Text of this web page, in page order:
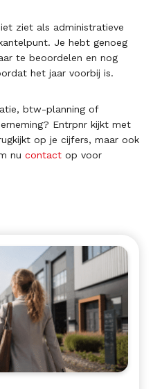
ziet als administratieve
Je hebt genoeg
te beoordelen en nog
het jaar voorbij is.
btw-planning of
Entrpnr kijkt met
op je cijfers, maar ook
nu contact op voor